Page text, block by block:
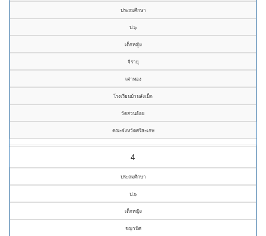
ประถมศึกษา
ป.๖
เด็กหญิง
จิรายุ
เต่าทอง
โรงเรียนบ้านสังเม็ก
วัดสวนอ้อย
คณะจังหวัดศรีสะเกษ
4
ประถมศึกษา
ป.๖
เด็กหญิง
ชญานิศ